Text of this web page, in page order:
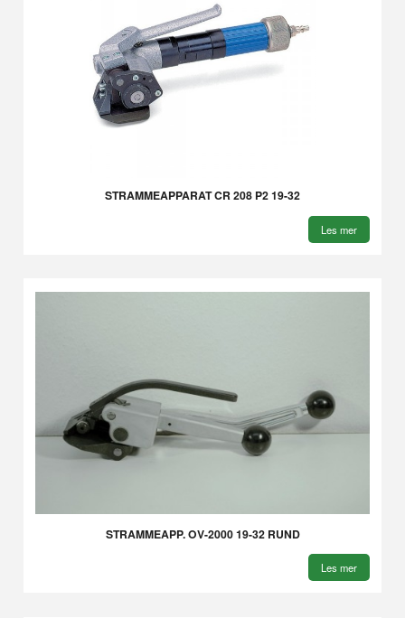
STRAMMEAPPARAT CR 208 P2 19-32
Les mer
STRAMMEAPP. OV-2000 19-32 RUND
Les mer